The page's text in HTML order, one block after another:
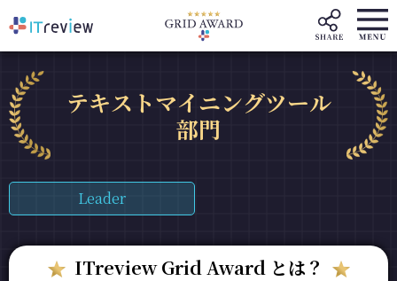
テキストマイニングツール
部門
Leader
ITreview Grid Award とは？